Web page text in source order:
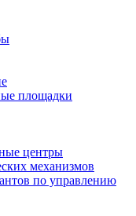
площадки
центры
механизмов
по управлению